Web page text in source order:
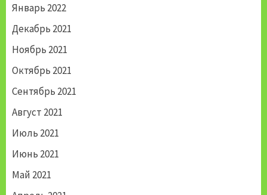
Январь 2022
Декабрь 2021
Ноябрь 2021
Октябрь 2021
Сентябрь 2021
Август 2021
Июль 2021
Июнь 2021
Май 2021